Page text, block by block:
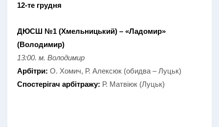
12-те грудня
ДЮСШ №1 (Хмельницький) – «Ладомир»
(Володимир)
13:00. м. Володимир
Арбітри: О. Хомич, Р. Алексюк (обидва – Луцьк)
Спостерігач арбітражу: Р. Матвіюк (Луцьк)